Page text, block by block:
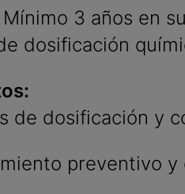
Mínimo 3 años en
dosificación
de dosificación y
preventivo y